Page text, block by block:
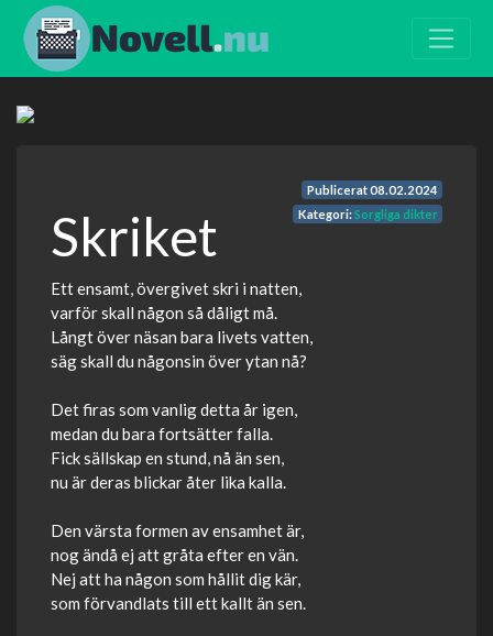
Publicerat08.02.2024
Kategori:Sorgliga dikter
Skriket
Ett ensamt, övergivet skri i natten,
varför skall någon så dåligt må.
Långt över näsan bara livets vatten,
säg skall du någonsin över ytan nå?
Det firas som vanlig detta år igen,
medan du bara fortsätter falla.
Fick sällskap en stund, nå än sen,
nu är deras blickar åter lika kalla.
Den värsta formen av ensamhet är,
nog ändå ej att gråta efter en vän.
Nej att ha någon som hållit dig kär,
som förvandlats till ett kallt än sen.